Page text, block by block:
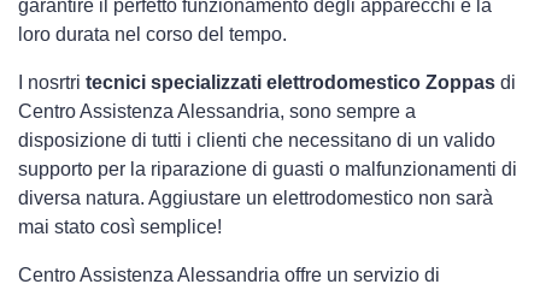
garantire il perfetto funzionamento degli apparecchi e la
loro durata nel corso del tempo.
I nosrtri tecnici specializzati elettrodomestico Zoppas di
Centro Assistenza Alessandria, sono sempre a
disposizione di tutti i clienti che necessitano di un valido
supporto per la riparazione di guasti o malfunzionamenti di
diversa natura. Aggiustare un elettrodomestico non sarà
mai stato così semplice!
Centro Assistenza Alessandria offre un servizio di